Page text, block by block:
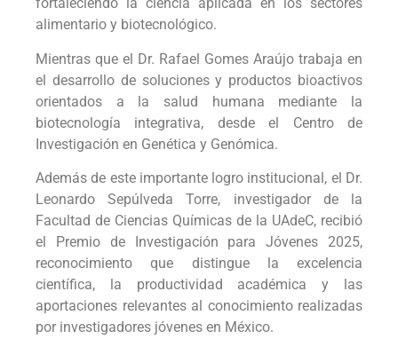
fortaleciendo la ciencia aplicada en los sectores
alimentario y biotecnológico.
Mientras que el Dr. Rafael Gomes Araújo trabaja en
el desarrollo de soluciones y productos bioactivos
orientados a la salud humana mediante la
biotecnología integrativa, desde el Centro de
Investigación en Genética y Genómica.
Además de este importante logro institucional, el Dr.
Leonardo Sepúlveda Torre, investigador de la
Facultad de Ciencias Químicas de la UAdeC, recibió
el Premio de Investigación para Jóvenes 2025,
reconocimiento que distingue la excelencia
científica, la productividad académica y las
aportaciones relevantes al conocimiento realizadas
por investigadores jóvenes en México.